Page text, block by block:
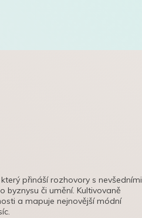
přináší rozhovory s nevšedními
byznysu či umění. Kultivovaně
a mapuje nejnovější módní